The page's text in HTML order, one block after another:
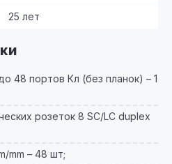
25 лет
48 портов Кл (без планок) – 1
розеток 8 SC/LC duplex
mm – 48 шт;